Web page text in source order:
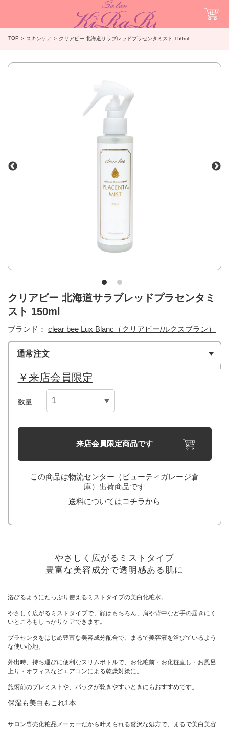
TOP スキンケア クリアビー 北海道サラブレッドプラセンタミスト 150ml
クリアビー 北海道サラブレッドプラセンタミ
スト 150ml
ブランド： clear bee Lux Blanc（クリアビー/ルクスブラン）
通常注文
￥来店会員限定
数量
来店会員限定商品です
この商品は物流センター（ビューティガレージ倉
庫）出荷商品です
送料についてはコチラから
やさしく広がるミストタイプ
豊富な美容成分で透明感ある肌に
浴びるようにたっぷり使えるミストタイプの美白化粧水。
やさしく広がるミストタイプで、顔はもちろん、肩や背中など手の届きにく
いところもしっかりケアできます。
プラセンタをはじめ豊富な美容成分配合で、まるで美容液を浴びているよう
な使い心地。
外出時、持ち運びに便利なスリムボトルで、お化粧前・お化粧直し・お風呂
上り・オフィスなどエアコンによる乾燥対策に。
施術前のプレミストや、パックが乾きやすいときにもおすすめです。
保湿も美白もこれ1本
サロン専売化粧品メーカーだから叶えられる贅沢な処方で、まるで美白美容